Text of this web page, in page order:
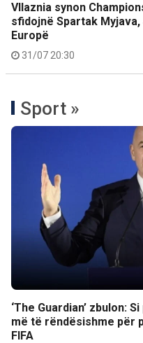
Vllaznia synon
sfidojnë Spartak
Europë
31/07 20:30
Sport »
‘The Guardian’ zbulon:
më të rëndësishme për
FIFA